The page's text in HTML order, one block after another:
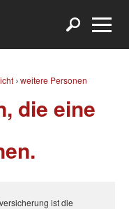
weitere Personen
die eine
ist die